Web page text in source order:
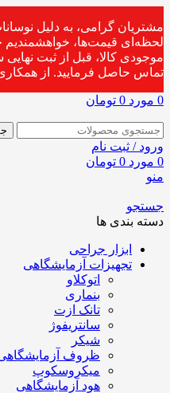
مشتریان گرامی، به دلیل
لحظه‌ای قیمت‌ها،
موجودی کالا، قبل از ثبت
تماس حاصل فرمایید. از
0 مورد 0 تومان
ورود / ثبت نام
0 مورد 0 تومان
منو
جستجو
دسته بندی ها
ابزار جراحی
تجهیزات آزمایشگاهی
اتوکلاو
بنماری
تانک ازت
سانتریفوژ
شیکر
ظروف
میکروسکوپ
هود آزمایشگاهی